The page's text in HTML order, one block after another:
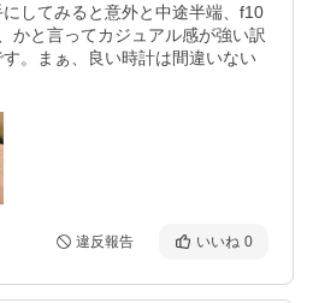
してみると意外と中途半端、f10
かと言ってカジュアル感が強い訳
。まぁ、良い時計は間違いない
違反報告 いいね 0